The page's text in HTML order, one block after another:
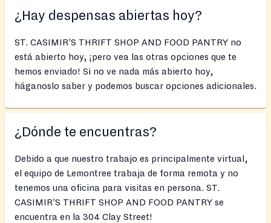
¿Hay despensas abiertas hoy?
ST. CASIMIR’S THRIFT SHOP AND FOOD PANTRY no
está abierto hoy, ¡pero vea las otras opciones que te
hemos enviado! Si no ve nada más abierto hoy,
háganoslo saber y podemos buscar opciones adicionales.
¿Dónde te encuentras?
Debido a que nuestro trabajo es principalmente virtual,
el equipo de Lemontree trabaja de forma remota y no
tenemos una oficina para visitas en persona. ST.
CASIMIR’S THRIFT SHOP AND FOOD PANTRY se
encuentra en la 304 Clay Street!